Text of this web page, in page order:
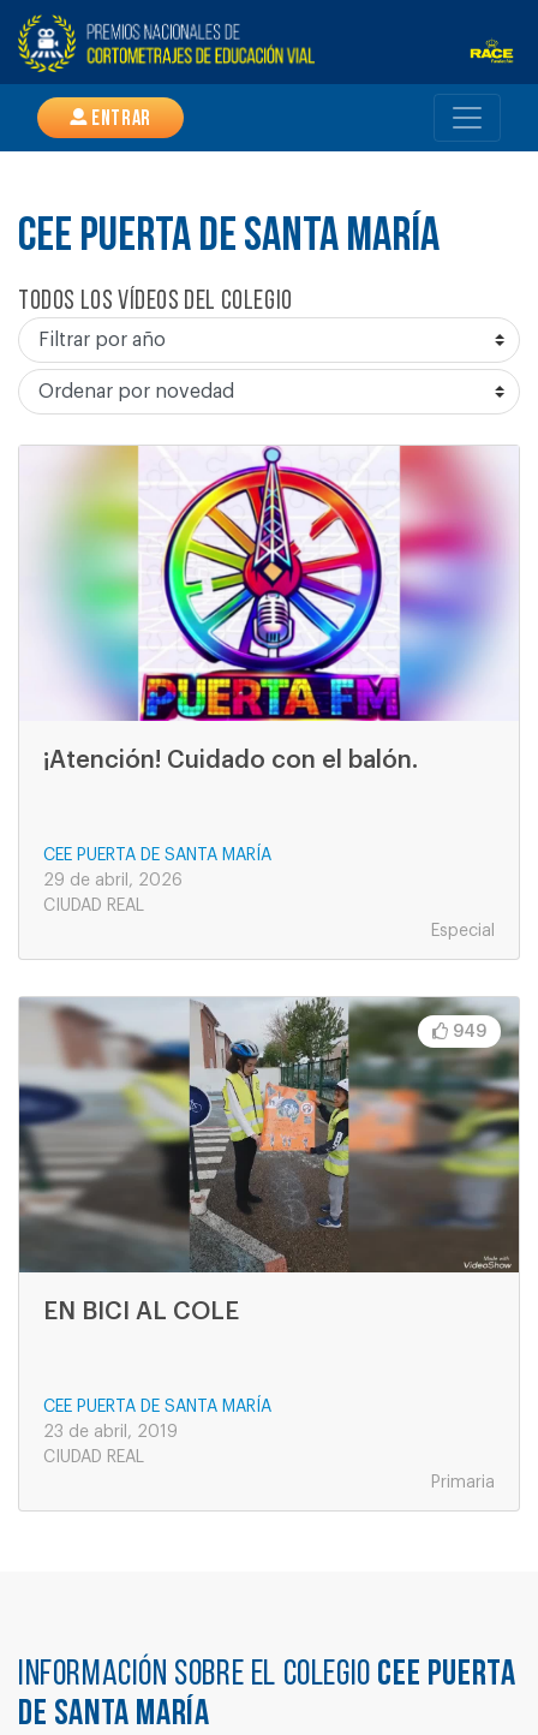
Entrar
CEE PUERTA DE SANTA MARÍA
Todos los vídeos del colegio
¡Atención! Cuidado con el balón.
CEE PUERTA DE SANTA MARÍA
29 de abril, 2026
CIUDAD REAL
Especial
949
EN BICI AL COLE
CEE PUERTA DE SANTA MARÍA
23 de abril, 2019
CIUDAD REAL
Primaria
Información sobre el colegio CEE PUERTA
DE SANTA MARÍA